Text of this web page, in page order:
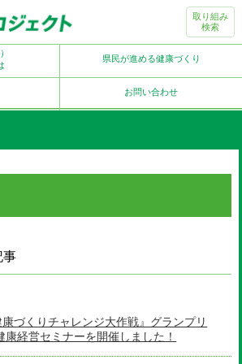
取り組み
検索
県民が進める健康づくり
お問い合わせ
事
康づくりチャレンジ大作戦』グランプリ
経営セミナーを開催しました！